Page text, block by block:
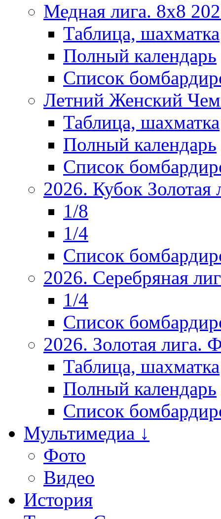
Медная лига. 8x8
Таблица, шахматка
Полный календарь
Список
Летний Женский
Таблица, шахматка
Полный календарь
Список
2026. Кубок Золотая
1/8
1/4
Список
2026. Серебряная
1/4
Список
2026. Золотая
Таблица, шахматка
Полный календарь
Список
Мультимедиа ↓
Фото
Видео
История